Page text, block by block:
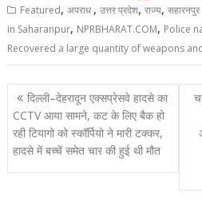
Featured,अपराध ,उत्तर प्रदेश,राज्य,सहारनपुर
in Saharanpur, NPRBHARAT.COM, Police
Recovered a large quantity of weapons
Post
navigation
दिल्ली–देहरादून एक्सप्रेसवे हादसे का
CCTV आया सामने, कट के लिए बैक हो
रही टियागो को स्कॉर्पियो ने मारी टक्कर,
हादसे में बच्चें समेत चार की हुई थी मौत